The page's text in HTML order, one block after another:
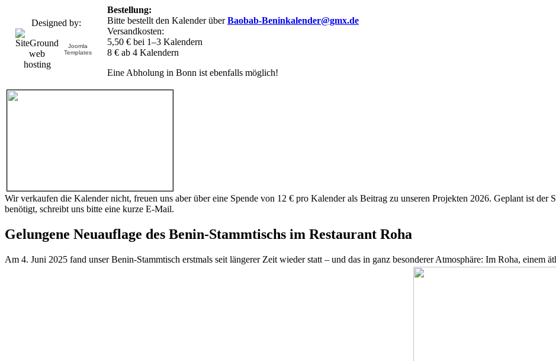
Designed by:
Joomla
Templates
Bestellung:
Bitte bestellt den Kalender überBaobab-Beninkalender@gmx.de
Versandkosten:
5,50 € bei 1–3 Kalendern
8 € ab 4 Kalendern
Eine Abholung in Bonn ist ebenfalls möglich!
Wir verkaufen die Kalender nicht, freuen uns aber über eine Spende von 12 € pro Kalender als Beitrag zu unseren Projekten 2026. Geplant ist
benötigt, schreibt uns bitte eine kurze E-Mail.
Gelungene Neuauflage des Benin-Stammtischs im Restaurant Roha
Am 4. Juni 2025 fand unser Benin-Stammtisch erstmals seit längerer Zeit wieder statt – und das in ganz besonderer Atmosphäre: Im Roha, einem